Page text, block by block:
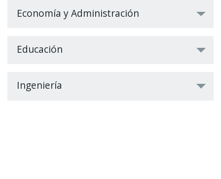
Economía y Administración
Educación
Ingeniería